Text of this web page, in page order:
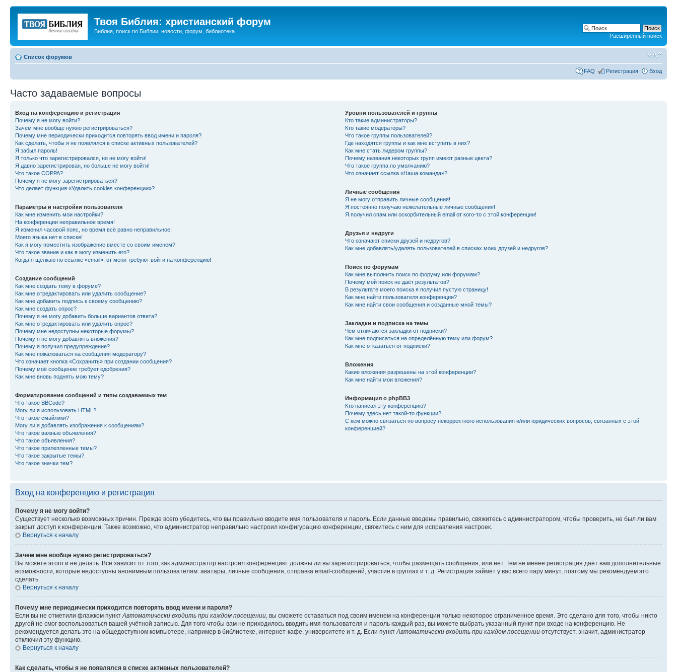
Твоя Библия: христианский форум
Библия, поиск по Библии, новости, форум, библиотека.
Расширенный поиск
Список форумов
FAQ Регистрация Вход
Часто задаваемые вопросы
Вход на конференцию и регистрация
Почему я не могу войти?
Зачем мне вообще нужно регистрироваться?
Почему мне периодически приходится повторять ввод имени и пароля?
Как сделать, чтобы я не появлялся в списке активных пользователей?
Я забыл пароль!
Я только что зарегистрировался, но не могу войти!
Я давно зарегистрирован, но больше не могу войти!
Что такое COPPA?
Почему я не могу зарегистрироваться?
Что делает функция «Удалить cookies конференции»?
Параметры и настройки пользователя
Как мне изменить мои настройки?
На конференции неправильное время!
Я изменил часовой пояс, но время всё равно неправильное!
Моего языка нет в списке!
Как я могу поместить изображение вместе со своим именем?
Что такое звание и как я могу изменить его?
Когда я щёлкаю по ссылке «email», от меня требуют войти на конференцию!
Создание сообщений
Как мне создать тему в форуме?
Как мне отредактировать или удалить сообщение?
Как мне добавить подпись к своему сообщению?
Как мне создать опрос?
Почему я не могу добавить больше вариантов ответа?
Как мне отредактировать или удалить опрос?
Почему мне недоступны некоторые форумы?
Почему я не могу добавлять вложения?
Почему я получил предупреждение?
Как мне пожаловаться на сообщения модератору?
Что означает кнопка «Сохранить» при создании сообщения?
Почему моё сообщение требует одобрения?
Как мне вновь поднять мою тему?
Форматирование сообщений и типы создаваемых тем
Что такое BBCode?
Могу ли я использовать HTML?
Что такое смайлики?
Могу ли я добавлять изображения к сообщениям?
Что такое важные объявления?
Что такое объявления?
Что такое прилепленные темы?
Что такое закрытые темы?
Что такое значки тем?
Уровни пользователей и группы
Кто такие администраторы?
Кто такие модераторы?
Что такое группы пользователей?
Где находятся группы и как мне вступить в них?
Как мне стать лидером группы?
Почему названия некоторых групп имеют разные цвета?
Что такое группа по умолчанию?
Что означает ссылка «Наша команда»?
Личные сообщения
Я не могу отправить личные сообщения!
Я постоянно получаю нежелательные личные сообщения!
Я получил спам или оскорбительный email от кого-то с этой конференции!
Друзья и недруги
Что означают списки друзей и недругов?
Как мне добавлять/удалять пользователей в списках моих друзей и недругов?
Поиск по форумам
Как мне выполнить поиск по форуму или форумам?
Почему мой поиск не даёт результатов?
В результате моего поиска я получил пустую страницу!
Как мне найти пользователя конференции?
Как мне найти свои сообщения и созданные мной темы?
Закладки и подписка на темы
Чем отличаются закладки от подписки?
Как мне подписаться на определённую тему или форум?
Как мне отказаться от подписки?
Вложения
Какие вложения разрешены на этой конференции?
Как мне найти мои вложения?
Информация о phpBB3
Кто написал эту конференцию?
Почему здесь нет такой-то функции?
С кем можно связаться по вопросу некорректного использования и/или юридических вопросов, связанных с этой
конференцией?
Вход на конференцию и регистрация
Почему я не могу войти?
Существует несколько возможных причин. Прежде всего убедитесь, что вы правильно вводите имя пользователя и пароль. Если данные введены правильно, свяжитесь с администратором, чтобы проверить, не был ли вам
закрыт доступ к конференции. Также возможно, что администратор неправильно настроил конфигурацию конференции, свяжитесь с ним для исправления настроек.
Вернуться к началу
Зачем мне вообще нужно регистрироваться?
Вы можете этого и не делать. Всё зависит от того, как администратор настроил конференцию: должны ли вы зарегистрироваться, чтобы размещать сообщения, или нет. Тем не менее регистрация даёт вам дополнительные
возможности, которые недоступны анонимным пользователям: аватары, личные сообщения, отправка email-сообщений, участие в группах и т. д. Регистрация займёт у вас всего пару минут, поэтому мы рекомендуем это
сделать.
Вернуться к началу
Почему мне периодически приходится повторять ввод имени и пароля?
Если вы не отметили флажком пункт Автоматически входить при каждом посещении , вы сможете оставаться под своим именем на конференции только некоторое ограниченное время. Это сделано для того, чтобы никто
другой не смог воспользоваться вашей учётной записью. Для того чтобы вам не приходилось вводить имя пользователя и пароль каждый раз, вы можете выбрать указанный пункт при входе на конференцию. Не
рекомендуется делать это на общедоступном компьютере, например в библиотеке, интернет-кафе, университете и т. д. Если пункт Автоматически входить при каждом посещении отсутствует, значит, администратор
отключил эту функцию.
Вернуться к началу
Как сделать, чтобы я не появлялся в списке активных пользователей?